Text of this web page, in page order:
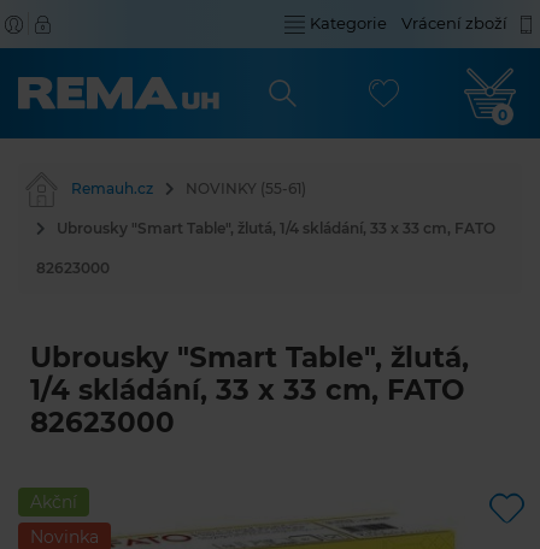
Kategorie Vrácení zboží
0
Remauh.cz NOVINKY (55-61)
Ubrousky "Smart Table", žlutá, 1/4 skládání, 33 x 33 cm, FATO
82623000
Ubrousky "Smart Table", žlutá,
1/4 skládání, 33 x 33 cm, FATO
82623000
Akční
Novinka